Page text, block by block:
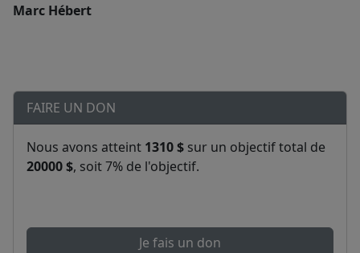
Marc Hébert
FAIRE UN DON
Nous avons atteint 1310 $ sur un objectif total de
20000 $, soit 7% de l'objectif.
Je fais un don